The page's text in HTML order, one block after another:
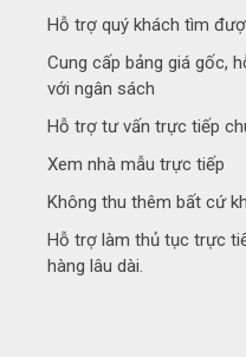
Hỗ trợ quý khách tìm
Cung cấp bảng giá gốc,
với ngân sách
Hỗ trợ tư vấn trực tiếp
Xem nhà mẫu trực tiếp
Không thu thêm bất cứ
Hỗ trợ làm thủ tục trực
hàng lâu dài.